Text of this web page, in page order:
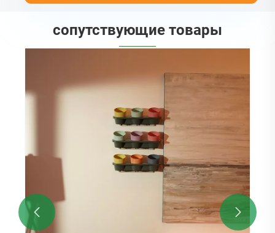
сопутствующие товары
 